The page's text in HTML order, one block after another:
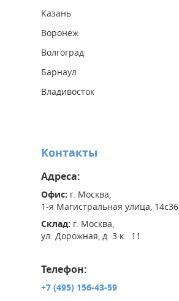
Казань
Воронеж
Волгоград
Барнаул
Владивосток
Контакты
Адреса:
Офис: г. Москва,
1-я Магистральная улица, 14с36
Склад: г. Москва,
ул. Дорожная, д. 3 к. 11
Телефон:
+7 (495) 156-43-59